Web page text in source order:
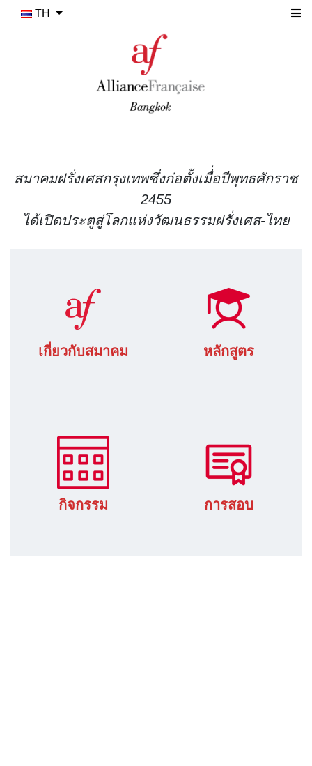
TH
สมาคมฝรั่งเศสกรุงเทพซึ่งก่อตั้งเมื่่อปีพุทธศักราช
2455
ได้เปิดประตูสู่โลกแห่งวัฒนธรรมฝรั่งเศส-ไทย
เกี่ยวกับสมาคม
กิจกรรม
หลักสูตร
การสอบ